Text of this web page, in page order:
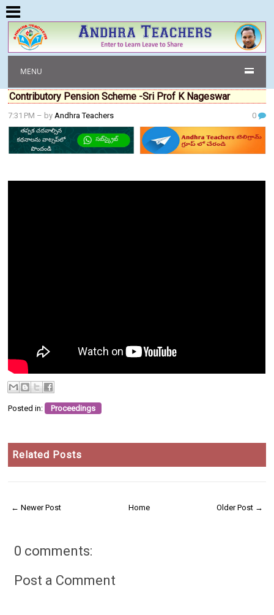
MENU
Contributory Pension Scheme -Sri Prof K Nageswar
7:31 PM – byAndhra Teachers 0
Posted in: Proceedings
Related Posts
← Newer Post Older Post →
Home
0 comments:
Post a Comment